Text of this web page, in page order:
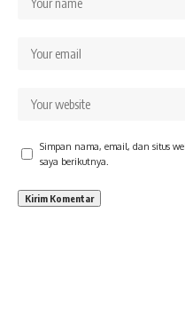
Simpan nama, email, dan situs
saya berikutnya.